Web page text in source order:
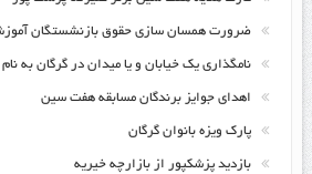
ضرورت همسان سازی حقوق بازنشستگان
نامگذاری یک خیابان و یا میدان در گرگان به نام
اهدای جوایز برندگان مسابقه هفت سین
پارک ویزه بانوان گرگان
بازدید پزشکپور از بازارچه خیریه